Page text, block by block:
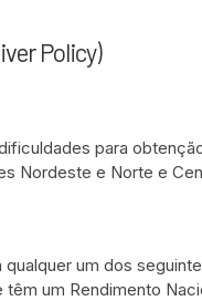
Policy)
para
Nordeste e Norte e
um dos
um Rendimento